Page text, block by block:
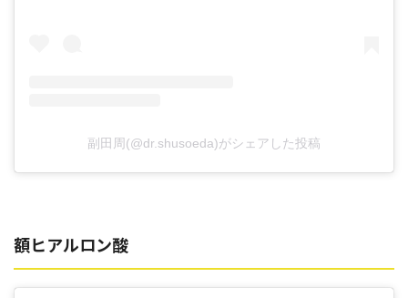
副田周(@dr.shusoeda)がシェアした投稿
額ヒアルロン酸